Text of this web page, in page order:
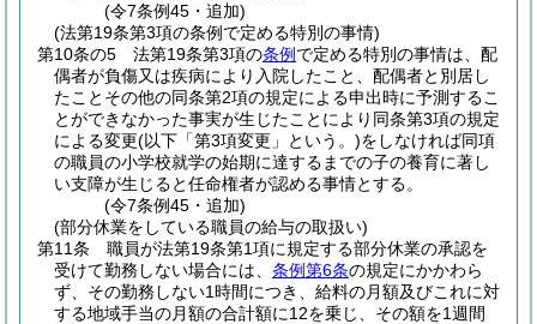
(令7条例45・追加)
(法第19条第3項の条例で定める特別の事情)
第10条の5
法第19条第3項の条例 で定める特別の事情は、配
偶者が負傷又は疾病により入院したこと、配偶者と別居し
たことその他の同条第2項の規定による申出時に予測するこ
とができなかった事実が生じたことにより同条第3項の規定
による変更(以下「第3項変更」という。)をしなければ同項
の職員の小学校就学の始期に達するまでの子の養育に著し
い支障が生じると任命権者が認める事情とする。
(令7条例45・追加)
(部分休業をしている職員の給与の取扱い)
第11条
職員が法第19条第1項に規定する部分休業の承認を
受けて勤務しない場合には、 条例第6条の規定にかかわら
ず、その勤務しない1時間につき、給料の月額及びこれに対
する地域手当の月額の合計額に12を乗じ、その額を1週間